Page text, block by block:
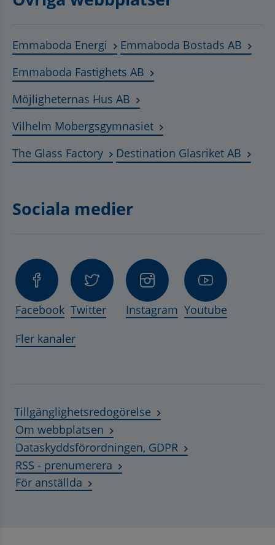
Emmaboda Energi Länk till annan webbplats,
Emmaboda Bostads AB
Emmaboda Fastighets AB Länk till annan
Möjligheternas Hus AB Länk till annan webbplats,
Vilhelm MobergsgymnasietLänk till annan
The Glass FactoryLänk till annan webbplats,
Destination Glasriket AB
Sociala medier
Facebook Twitter Instagram Youtube
Fler kanaler
Tillgänglighetsredogörelse
Om webbplatsen
Dataskyddsförordningen, GDPR
RSS - prenumerera
För anställda Länk till annan webbplats, öppnas i